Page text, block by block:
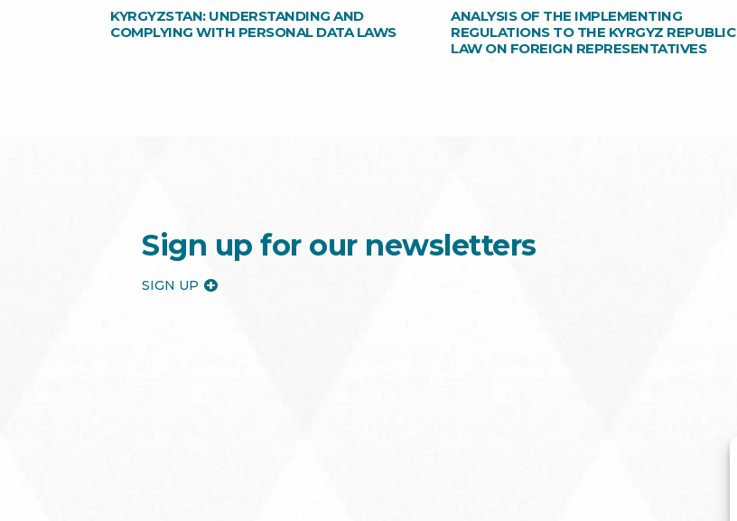
KYRGYZSTAN: UNDERSTANDING AND
COMPLYING WITH PERSONAL DATA LAWS
ANALYSIS OF THE IMPLEMENTING
REGULATIONS TO THE KYRGYZ REPUBLIC
LAW ON FOREIGN REPRESENTATIVES
Sign up for our newsletters
SIGN UP